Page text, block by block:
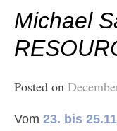
Michael
Posted on
Vom 23. bis